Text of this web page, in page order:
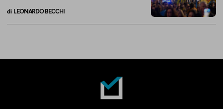
di LEONARDO BECCHI